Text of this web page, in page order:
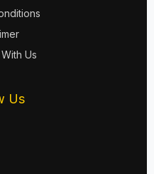
Us
Us